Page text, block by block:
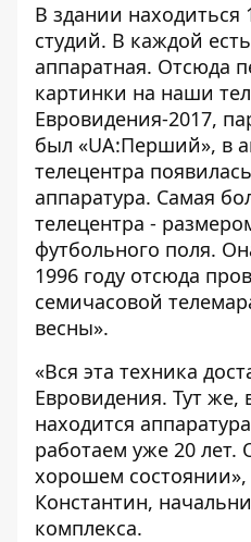
В здании
студий. В каждой
аппаратная. Отсюда
картинки на наши
Евровидения-2017,
был «UA:Перший», в
телецентра
аппаратура. Самая
телецентра -
футбольного поля.
1996 году отсюда
семичасовой
весны».
«Вся эта техника
Евровидения. Тут же,
находится
работаем уже 20 лет.
хорошем состоянии»,
Константин,
комплекса.